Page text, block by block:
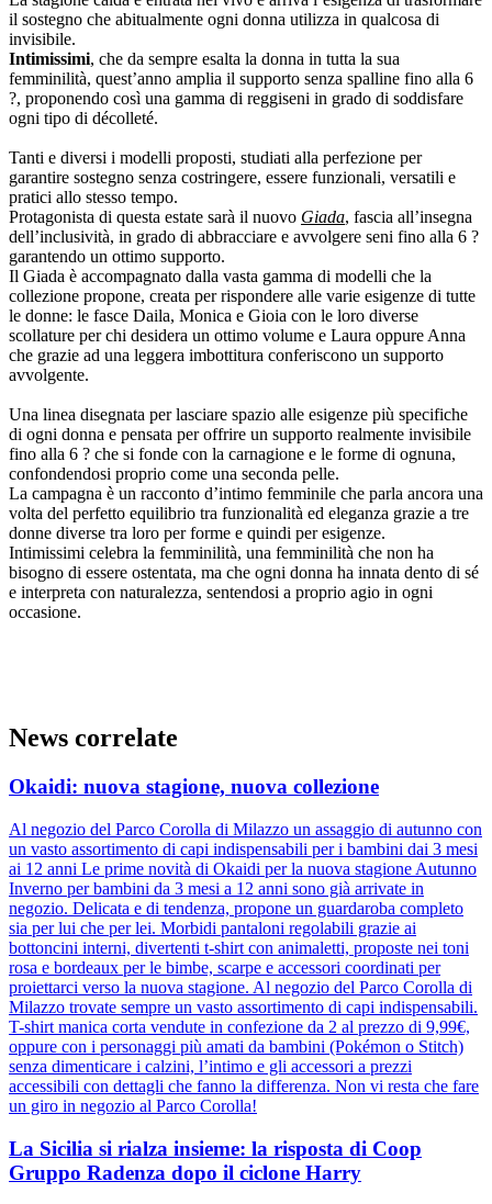
il sostegno che abitualmente ogni donna utilizza in qualcosa di
invisibile.
Intimissimi, che da sempre esalta la donna in tutta la sua
femminilità, quest’anno amplia il supporto senza spalline fino alla 6
?, proponendo così una gamma di reggiseni in grado di soddisfare
ogni tipo di décolleté.
Tanti e diversi i modelli proposti, studiati alla perfezione per
garantire sostegno senza costringere, essere funzionali, versatili e
pratici allo stesso tempo.
Protagonista di questa estate sarà il nuovo Giada, fascia all’insegna
dell’inclusività, in grado di abbracciare e avvolgere seni fino alla 6 ?
garantendo un ottimo supporto.
Il Giada è accompagnato dalla vasta gamma di modelli che la
collezione propone, creata per rispondere alle varie esigenze di tutte
le donne: le fasce Daila, Monica e Gioia con le loro diverse
scollature per chi desidera un ottimo volume e Laura oppure Anna
che grazie ad una leggera imbottitura conferiscono un supporto
avvolgente.
Una linea disegnata per lasciare spazio alle esigenze più specifiche
di ogni donna e pensata per offrire un supporto realmente invisibile
fino alla 6 ? che si fonde con la carnagione e le forme di ognuna,
confondendosi proprio come una seconda pelle.
La campagna è un racconto d’intimo femminile che parla ancora una
volta del perfetto equilibrio tra funzionalità ed eleganza grazie a tre
donne diverse tra loro per forme e quindi per esigenze.
Intimissimi celebra la femminilità, una femminilità che non ha
bisogno di essere ostentata, ma che ogni donna ha innata dento di sé
e interpreta con naturalezza, sentendosi a proprio agio in ogni
occasione.
News correlate
Okaidi: nuova stagione, nuova collezione
Al negozio del Parco Corolla di Milazzo un assaggio di autunno con
un vasto assortimento di capi indispensabili per i bambini dai 3 mesi
ai 12 anni Le prime novità di Okaidi per la nuova stagione Autunno
Inverno per bambini da 3 mesi a 12 anni sono già arrivate in
negozio. Delicata e di tendenza, propone un guardaroba completo
sia per lui che per lei. Morbidi pantaloni regolabili grazie ai
bottoncini interni, divertenti t-shirt con animaletti, proposte nei toni
rosa e bordeaux per le bimbe, scarpe e accessori coordinati per
proiettarci verso la nuova stagione. Al negozio del Parco Corolla di
Milazzo trovate sempre un vasto assortimento di capi indispensabili.
T-shirt manica corta vendute in confezione da 2 al prezzo di 9,99€,
oppure con i personaggi più amati da bambini (Pokémon o Stitch)
senza dimenticare i calzini, l’intimo e gli accessori a prezzi
accessibili con dettagli che fanno la differenza. Non vi resta che fare
un giro in negozio al Parco Corolla!
La Sicilia si rialza insieme: la risposta di Coop
Gruppo Radenza dopo il ciclone Harry